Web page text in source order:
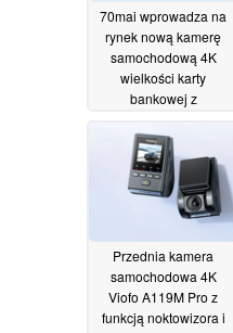
70mai wprowadza na
rynek nową kamerę
samochodową 4K
wielkości karty
bankowej z
i GPS20/05/2026
Przednia kamera
samochodowa 4K
Viofo A119M Pro z
funkcją noktowizora i